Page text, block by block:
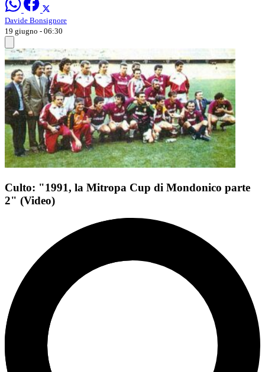
Davide Bonsignore
19 giugno - 06:30
Culto: "1991, la Mitropa Cup di Mondonico parte
2" (Video)